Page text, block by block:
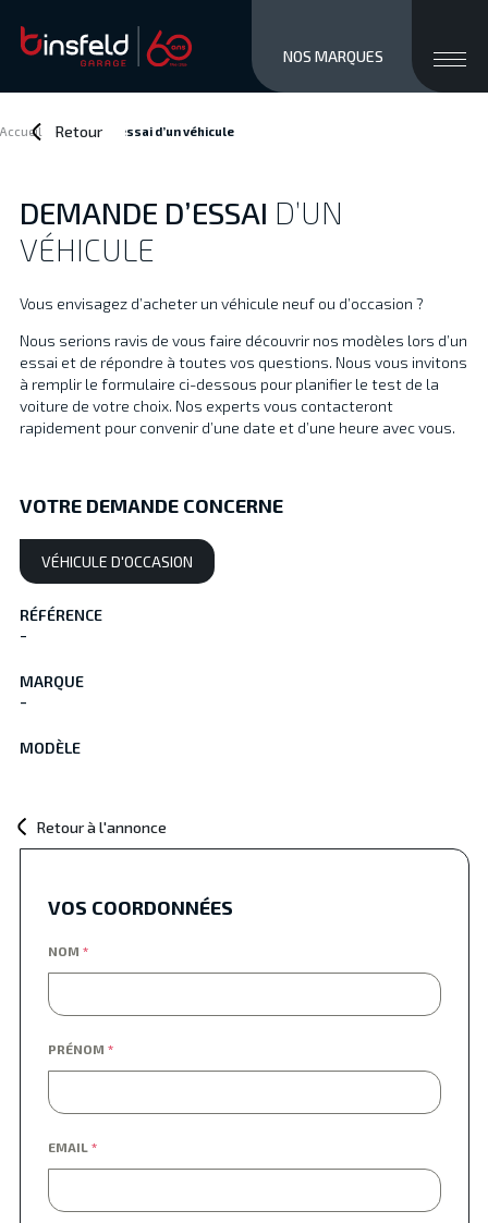
close
MARQUES
STOCK NEUF
SERVICES / VENTE
ATELIER
À PROPOS
ACCÈS ET CONTACTS
Private/Professional lease
Financements
Reprise
Jobs
Actualités
NOS MARQUES
Retour
Accueil Demande d’essai d’un véhicule
DEMANDE D’ESSAI D’UN
VÉHICULE
Vous envisagez d’acheter un véhicule neuf ou d’occasion ?
Nous serions ravis de vous faire découvrir nos modèles lors d’un
essai et de répondre à toutes vos questions. Nous vous invitons
à remplir le formulaire ci-dessous pour planifier le test de la
voiture de votre choix. Nos experts vous contacteront
rapidement pour convenir d’une date et d’une heure avec vous.
VOTRE DEMANDE CONCERNE
VÉHICULE D'OCCASION
RÉFÉRENCE
-
MARQUE
-
MODÈLE
Retour à l'annonce
VOS COORDONNÉES
NOM *
PRÉNOM *
EMAIL *